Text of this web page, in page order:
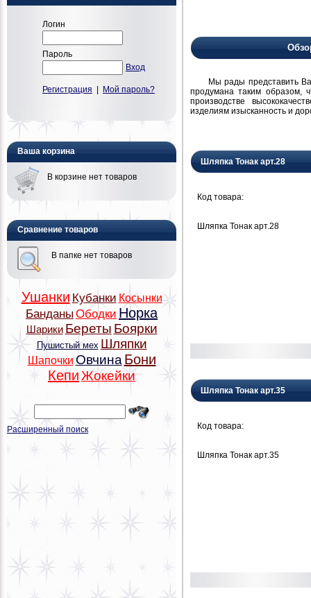
Логин
Пароль
Вход
Регистрация Мой пароль?
Ваша корзина
В корзине нет товаров
Сравнение товаров
В папке нет товаров
Ушанки Кубанки Косынки
Банданы Ободки Норка
Шарики Береты Боярки
Пушистый мех Шляпки
Шапочки Овчина Бони
Кепи Жокейки
Расширенный поиск
Мы рады представить Вам
продумана таким образом,
производстве
изделиям изысканность и
Шляпка Тонак арт.28
Код товара:
Шляпка Тонак арт.28
Шляпка Тонак арт.35
Код товара:
Шляпка Тонак арт.35